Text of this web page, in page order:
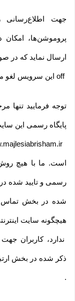
جهت اطلاع‌رسانی
پروموشن‌ها،
ارسال نماید که در
off این سرویس لغو
توجه فرمایید تنها
پایگاه رسمی این
است. ما با هیچ
رسمی و تایید شده
شده در بخش تماس
هیچگونه سایت
ندارد، کاربران
ذکر شده در بخش
.